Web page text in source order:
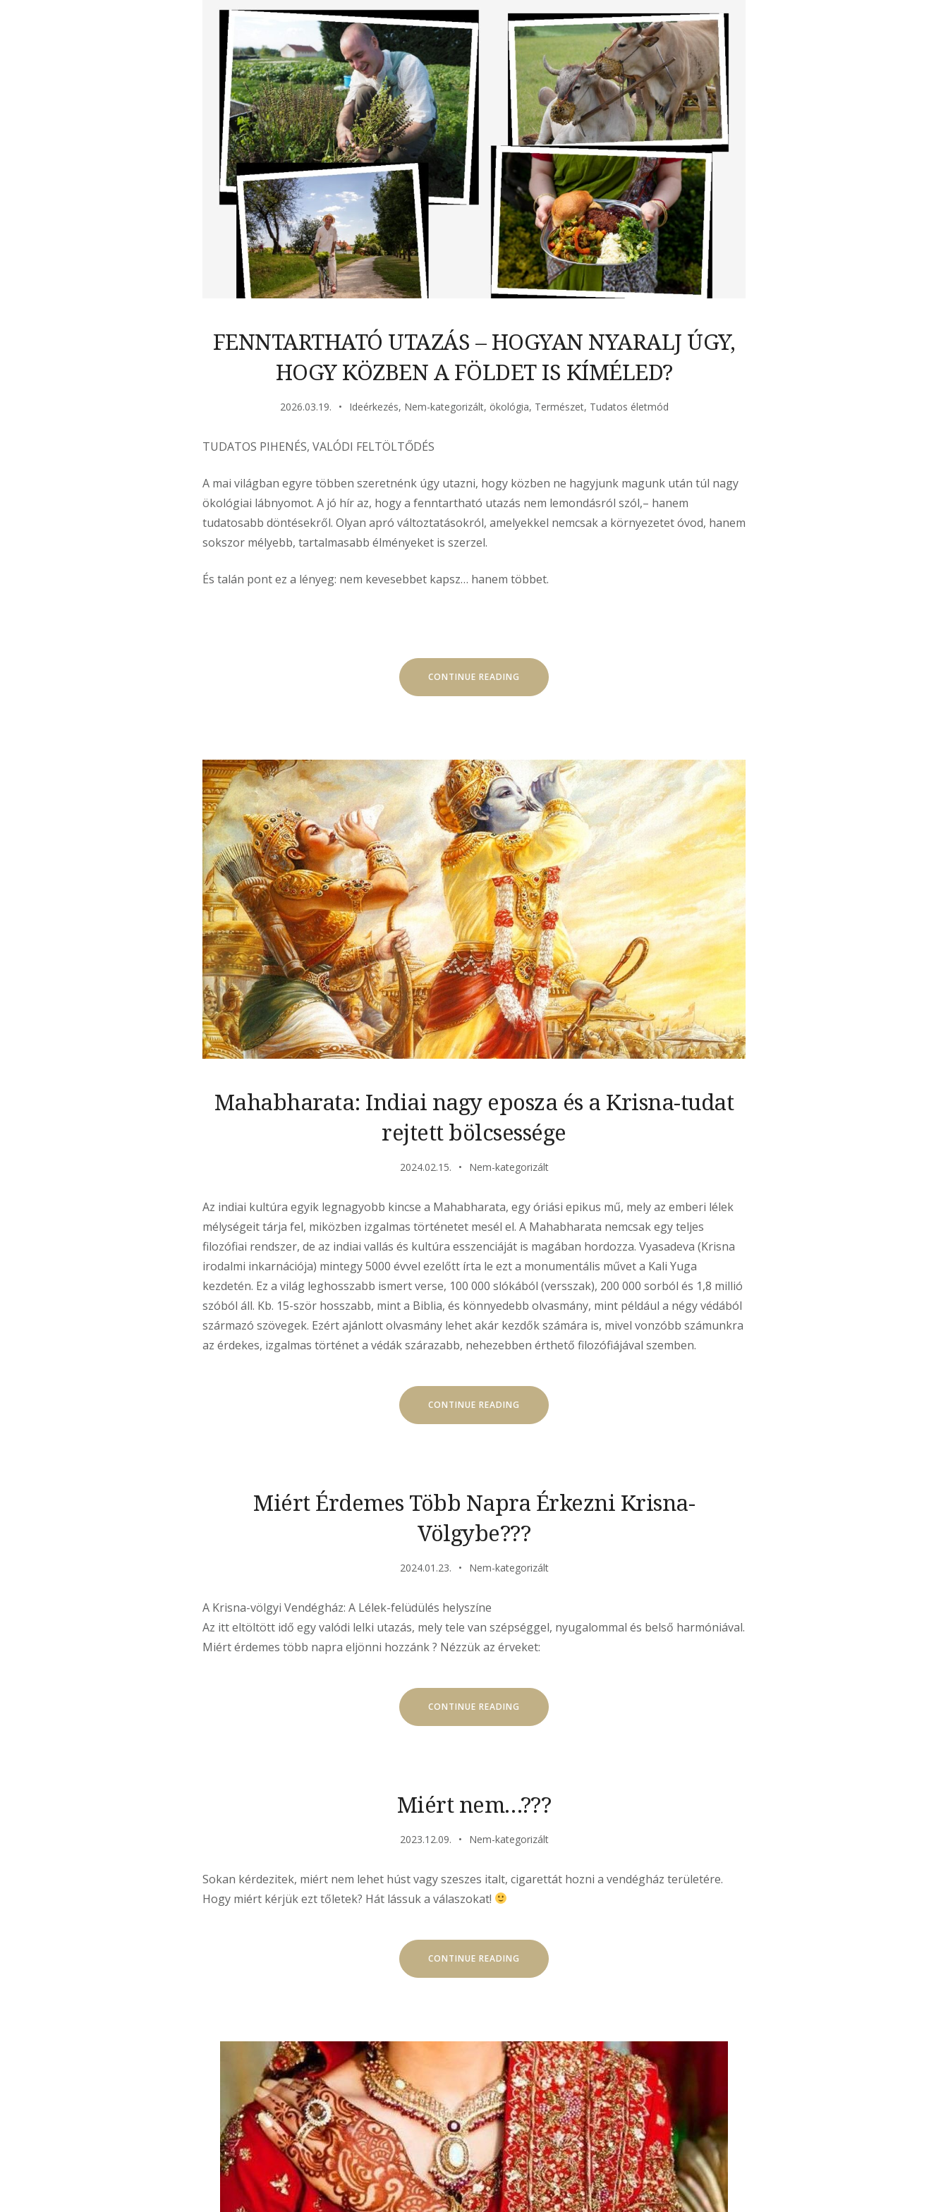
FENNTARTHATÓ UTAZÁS – HOGYAN NYARALJ ÚGY,
HOGY KÖZBEN A FÖLDET IS KÍMÉLED?
2026.03.19. Ideérkezés, Nem-kategorizált, ökológia, Természet, Tudatos életmód
TUDATOS PIHENÉS, VALÓDI FELTÖLTŐDÉS
A mai világban egyre többen szeretnénk úgy utazni, hogy közben ne hagyjunk magunk után túl nagy
ökológiai lábnyomot. A jó hír az, hogy a fenntartható utazás nem lemondásról szól,– hanem
tudatosabb döntésekről. Olyan apró változtatásokról, amelyekkel nemcsak a környezetet óvod, hanem
sokszor mélyebb, tartalmasabb élményeket is szerzel.
És talán pont ez a lényeg: nem kevesebbet kapsz… hanem többet.
CONTINUE READING „FENNTARTHATÓ
UTAZÁS
–
FÖLDET
KÍMÉLED?”
Mahabharata: Indiai nagy eposza és a Krisna-tudat
rejtett bölcsessége
2024.02.15. Nem-kategorizált
Az indiai kultúra egyik legnagyobb kincse a Mahabharata, egy óriási epikus mű, mely az emberi lélek
mélységeit tárja fel, miközben izgalmas történetet mesél el. A Mahabharata nemcsak egy teljes
filozófiai rendszer, de az indiai vallás és kultúra esszenciáját is magában hordozza. Vyasadeva (Krisna
irodalmi inkarnációja) mintegy 5000 évvel ezelőtt írta le ezt a monumentális művet a Kali Yuga
kezdetén. Ez a világ leghosszabb ismert verse, 100 000 slókából (versszak), 200 000 sorból és 1,8 millió
szóból áll. Kb. 15-ször hosszabb, mint a Biblia, és könnyedebb olvasmány, mint például a négy védából
származó szövegek. Ezért ajánlott olvasmány lehet akár kezdők számára is, mivel vonzóbb számunkra
az érdekes, izgalmas történet a védák szárazabb, nehezebben érthető filozófiájával szemben.
CONTINUE READING „MAHABHARATA:
INDIAI
NAGY
BÖLCSESSÉGE”
Miért Érdemes Több Napra Érkezni Krisna-
Völgybe???
2024.01.23. Nem-kategorizált
A Krisna-völgyi Vendégház: A Lélek-felüdülés helyszíne
Az itt eltöltött idő egy valódi lelki utazás, mely tele van szépséggel, nyugalommal és belső harmóniával.
Miért érdemes több napra eljönni hozzánk ? Nézzük az érveket:
CONTINUE READING „MIÉRT
ÉRDEMES
TÖBB
Miért nem…???
2023.12.09. Nem-kategorizált
Sokan kérdezitek, miért nem lehet húst vagy szeszes italt, cigarettát hozni a vendégház területére.
Hogy miért kérjük ezt tőletek? Hát lássuk a válaszokat!
CONTINUE READING „MIÉRT
NEM…???”